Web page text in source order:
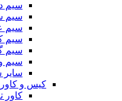
سیم
سیم
سیم
سیم
سیم
سیم
سایر
کیس و کاور
کاور